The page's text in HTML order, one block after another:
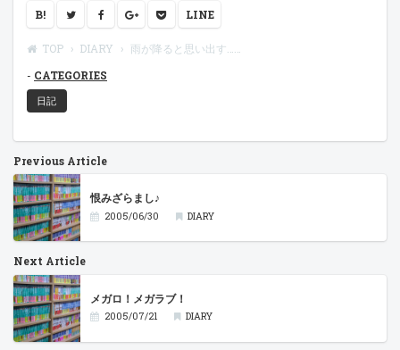
B! LINE
TOP DIARY
雨が降ると思い出す……
CATEGORIES
日記
Previous Article
恨みざらまし♪
2005/06/30 DIARY
Next Article
メガロ！メガラブ！
2005/07/21 DIARY